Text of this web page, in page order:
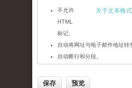
关于文本格
不允许
HTML
标记。
自动将网址与电子邮件地址转
自动断行和分段。